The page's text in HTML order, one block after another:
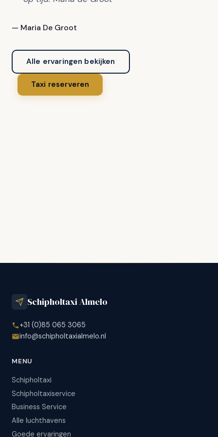
— Maria De Groot
Alle ervaringen bekijken
Taxi reserveren
Schipholtaxi Almelo
+31 (0)85 065 3065
info@schipholtaxialmelo.nl
MENU
Schipholtaxi
Schipholtaxiservice
Business Service
Alle luchthavens
Goede ervaringen